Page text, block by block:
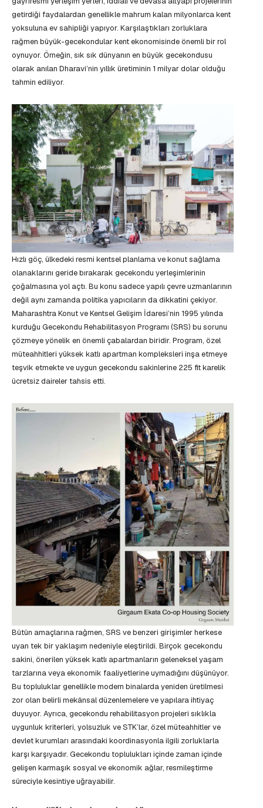
getirdiği faydalardan genellikle mahrum kalan milyonlarca kent
yoksuluna ev sahipliği yapıyor. Karşılaştıkları zorluklara
rağmen büyük-gecekondular kent ekonomisinde önemli bir rol
oynuyor. Örneğin, sık sık dünyanın en büyük gecekondusu
olarak anılan Dharavi’nin yıllık üretiminin 1 milyar dolar olduğu
tahmin ediliyor.
Hızlı göç, ülkedeki resmi kentsel planlama ve konut sağlama
olanaklarını geride bırakarak gecekondu yerleşimlerinin
çoğalmasına yol açtı. Bu konu sadece yapılı çevre uzmanlarının
değil aynı zamanda politika yapıcıların da dikkatini çekiyor.
Maharashtra Konut ve Kentsel Gelişim İdaresi’nin 1995 yılında
kurduğu Gecekondu Rehabilitasyon Programı (SRS) bu sorunu
çözmeye yönelik en önemli çabalardan biridir. Program, özel
müteahhitleri yüksek katlı apartman kompleksleri inşa etmeye
teşvik etmekte ve uygun gecekondu sakinlerine 225 fit karelik
ücretsiz daireler tahsis etti.
Bütün amaçlarına rağmen, SRS ve benzeri girişimler herkese
uyan tek bir yaklaşım nedeniyle eleştirildi. Birçok gecekondu
sakini, önerilen yüksek katlı apartmanların geleneksel yaşam
tarzlarına veya ekonomik faaliyetlerine uymadığını düşünüyor.
Bu topluluklar genellikle modern binalarda yeniden üretilmesi
zor olan belirli mekânsal düzenlemelere ve yapılara ihtiyaç
duyuyor. Ayrıca, gecekondu rehabilitasyon projeleri sıklıkla
uygunluk kriterleri, yolsuzluk ve STK’lar, özel müteahhitler ve
devlet kurumları arasındaki koordinasyonla ilgili zorluklarla
karşı karşıyadır. Gecekondu toplulukları içinde zaman içinde
gelişen karmaşık sosyal ve ekonomik ağlar, resmileştirme
süreciyle kesintiye uğrayabilir.